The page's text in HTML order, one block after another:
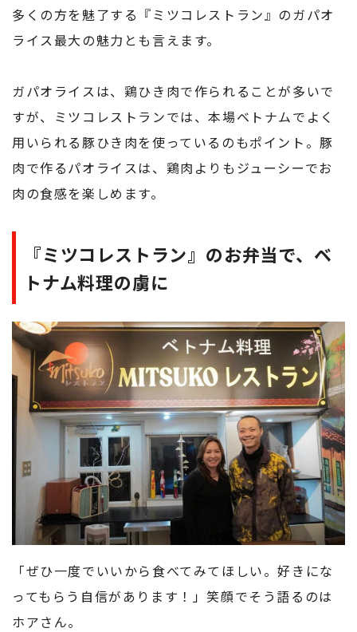
多くの方を魅了する『ミツコレストラン』のガパオ
ライス最大の魅力とも言えます。
ガパオライスは、鶏ひき肉で作られることが多いで
すが、ミツコレストランでは、本場ベトナムでよく
用いられる豚ひき肉を使っているのもポイント。豚
肉で作るパオライスは、鶏肉よりもジューシーでお
肉の食感を楽しめます。
『ミツコレストラン』のお弁当で、ベ
トナム料理の虜に
「ぜひ一度でいいから食べてみてほしい。好きにな
ってもらう自信があります！」笑顔でそう語るのは
ホアさん。